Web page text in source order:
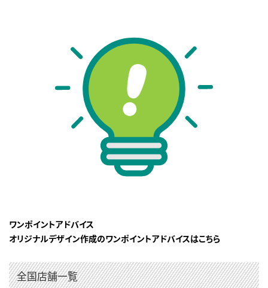
ワンポイントアドバイス
オリジナルデザイン作成のワンポイントアドバイスはこちら
全国店舗一覧